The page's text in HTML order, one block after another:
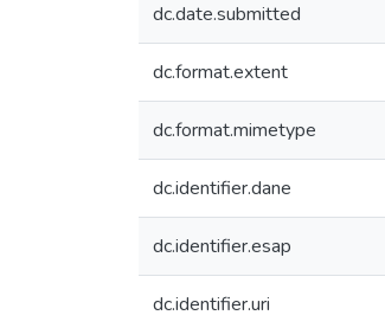
dc.date.submitted
dc.format.extent
dc.format.mimetype
dc.identifier.dane
dc.identifier.esap
dc.identifier.uri